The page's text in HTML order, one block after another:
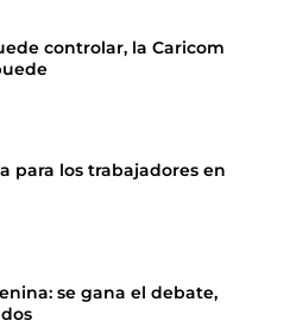
controlar, la Caricom
para los trabajadores en
se gana el debate,